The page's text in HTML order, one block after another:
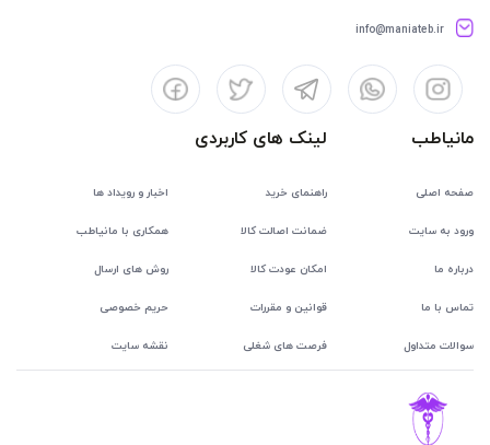
info@maniateb.ir
مانیاطب
صفحه اصلی
ورود به سایت
درباره ما
تماس با ما
سوالات متداول
لینک های کاربردی
راهنمای خرید اخبار و رویداد ها
ضمانت اصالت کالا همکاری با مانیاطب
امکان عودت کالا روش های ارسال
قوانین و مقررات حریم خصوصی
فرصت های شغلی نقشه سایت